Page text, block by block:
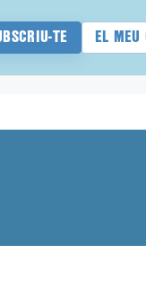
TE EL MEU